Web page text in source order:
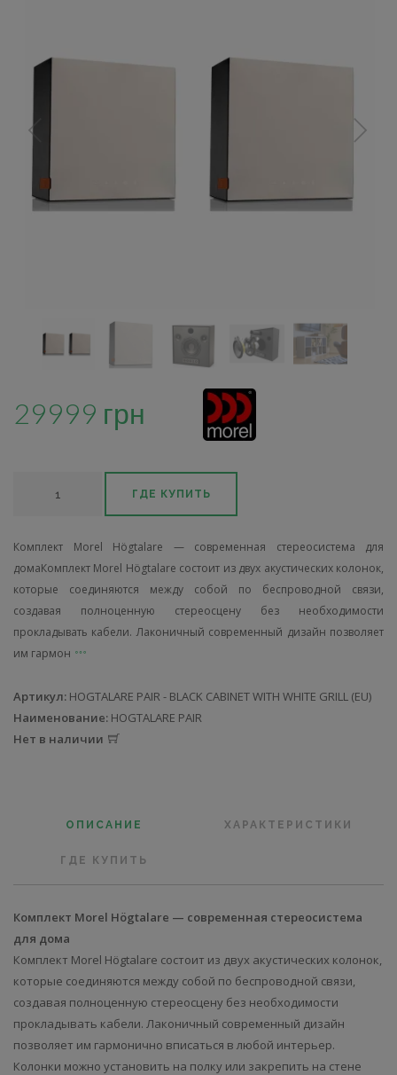
29999 грн
ГДЕ КУПИТЬ
Комплект Morel Högtalare — современная стереосистема для
домаКомплект Morel Högtalare состоит из двух акустических колонок,
которые соединяются между собой по беспроводной связи,
создавая полноценную стереосцену без необходимости
прокладывать кабели. Лаконичный современный дизайн позволяет
им гармон
Артикул: HOGTALARE PAIR - BLACK CABINET WITH WHITE GRILL (EU)
Наименование: HOGTALARE PAIR
Нет в наличии
ОПИСАНИЕ ХАРАКТЕРИСТИКИ
ГДЕ КУПИТЬ
Комплект Morel Högtalare — современная стереосистема
для дома
Комплект Morel Högtalare состоит из двух акустических колонок,
которые соединяются между собой по беспроводной связи,
создавая полноценную стереосцену без необходимости
прокладывать кабели. Лаконичный современный дизайн
позволяет им гармонично вписаться в любой интерьер.
Колонки можно установить на полку или закрепить на стене